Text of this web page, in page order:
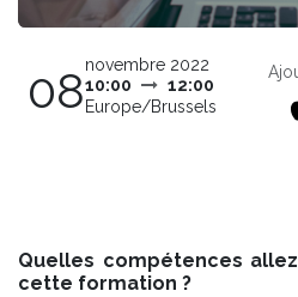
08novembre 2022
10:00
12:00
Europe/Brussels
Quelles compétences
cette formation ?